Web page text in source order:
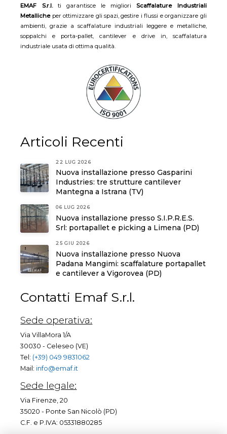
EMAF S.r.l.ti garantisce le miglioriScaffalature Industriali
Metallicheper ottimizzare gli spazi, gestire i flussi e organizzare gli
ambienti, grazie a scaffalature industriali leggere e metalliche,
soppalchi e porta-pallet, cantilever e drive in, scaffalatura
industriale usata di ottima qualità.
Articoli Recenti
22 LUG 2026
Nuova installazione presso Gasparini
Industries: tre strutture cantilever
Mantegna a Istrana (TV)
06 LUG 2026
Nuova installazione presso S.I.P.R.E.S.
Srl: portapallet e picking a Limena (PD)
25 GIU 2026
Nuova installazione presso Nuova
Padana Mangimi: scaffalature portapallet
e cantilever a Vigorovea (PD)
Contatti Emaf S.r.l.
Sede operativa:
Via VillaMora 1/A
30030 - Celeseo (VE)
Tel: (+39) 049 9831062
Mail: info@emaf.it
Sede legale:
Via Firenze, 20
35020 - Ponte San Nicolò (PD)
C.F. e P.IVA: 05331880285